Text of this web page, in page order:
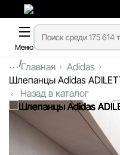
Меню
...Главная
Adidas
Шлепанцы Adidas
Назад в каталог